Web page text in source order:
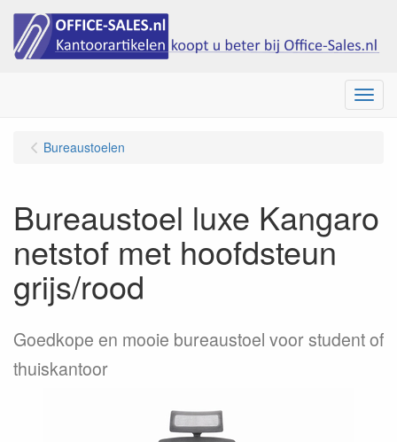
Menu
Bureaustoelen
Bureaustoel luxe Kangaro
netstof met hoofdsteun
grijs/rood
Goedkope en mooie bureaustoel voor student of
thuiskantoor